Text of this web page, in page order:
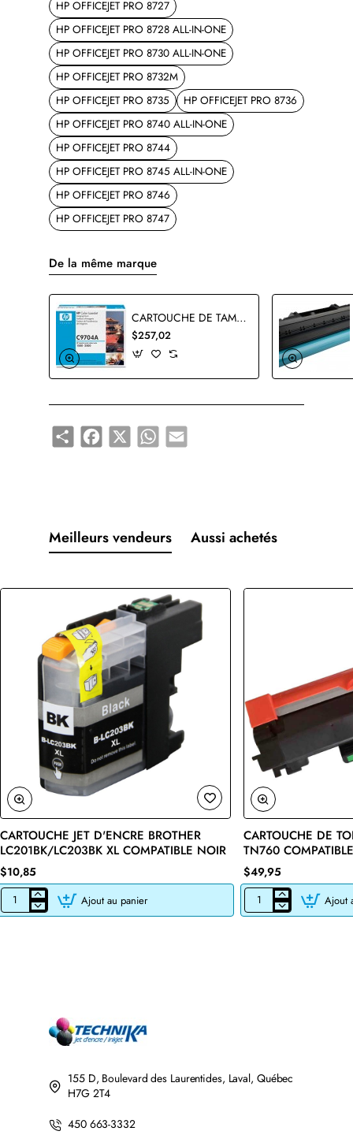
HP OFFICEJET PRO 8727
HP OFFICEJET PRO 8728 ALL-IN-ONE
HP OFFICEJET PRO 8730 ALL-IN-ONE
HP OFFICEJET PRO 8732M
HP OFFICEJET PRO 8735
HP OFFICEJET PRO 8736
HP OFFICEJET PRO 8740 ALL-IN-ONE
HP OFFICEJET PRO 8744
HP OFFICEJET PRO 8745 ALL-IN-ONE
HP OFFICEJET PRO 8746
HP OFFICEJET PRO 8747
De la même marque
CARTOUCHE DE TAMBOUR HP C9704A ORIGINALE
$257,02
Share Facebook
X WhatsApp
Email
Meilleurs vendeurs Aussi achetés
🔥 Bestseller
CARTOUCHE JET D'ENCRE BROTHER
LC201BK/LC203BK XL COMPATIBLE NOIR
$10,85
CARTOUCHE
JET
Ajout au panier
CARTOUCHE DE
TN760
$49,95
CARTOUCHE
DE
Ajout
155 D, Boulevard des Laurentides, Laval, Québec
H7G 2T4
450 663-3332